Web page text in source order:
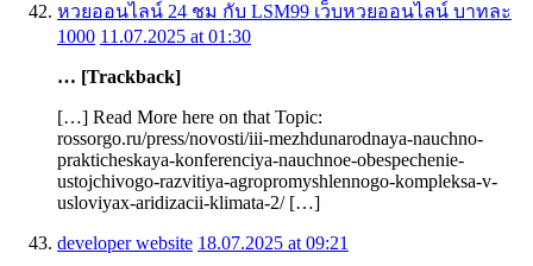
หวยออนไลน์ 24 ชม กับ LSM99 เว็บหวยออนไลน์ บาทละ
1000 11.07.2025 at 01:30
… [Trackback]
[…] Read More here on that Topic:
rossorgo.ru/press/novosti/iii-mezhdunarodnaya-nauchno-
prakticheskaya-konferenciya-nauchnoe-obespechenie-
ustojchivogo-razvitiya-agropromyshlennogo-kompleksa-v-
usloviyax-aridizacii-klimata-2/ […]
developer website 18.07.2025 at 09:21